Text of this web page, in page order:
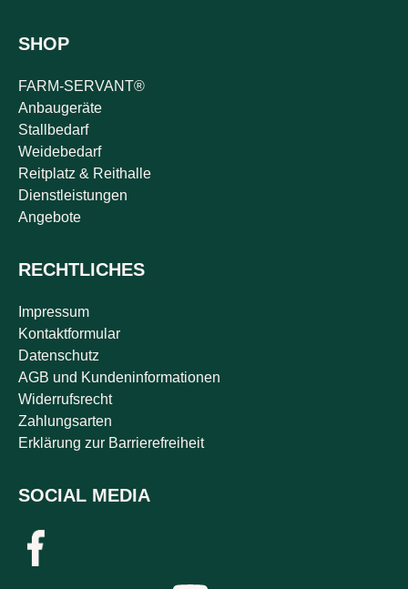
SHOP
FARM-SERVANT®
Anbaugeräte
Stallbedarf
Weidebedarf
Reitplatz & Reithalle
Dienstleistungen
Angebote
RECHTLICHES
Impressum
Kontaktformular
Datenschutz
AGB und Kundeninformationen
Widerrufsrecht
Zahlungsarten
Erklärung zur Barrierefreiheit
SOCIAL MEDIA